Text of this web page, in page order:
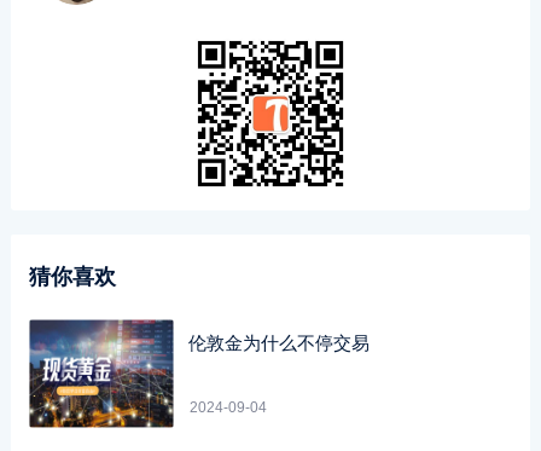
猜你喜欢
伦敦金为什么不停交易
2024-09-04